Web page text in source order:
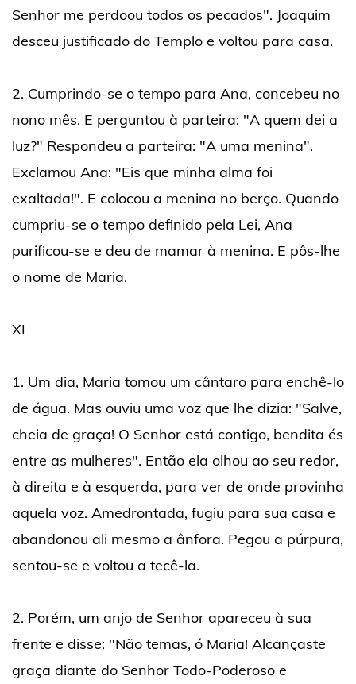
Senhor me perdoou todos os pecados". Joaquim
desceu justificado do Templo e voltou para casa.
2. Cumprindo-se o tempo para Ana, concebeu no
nono mês. E perguntou à parteira: "A quem dei a
luz?" Respondeu a parteira: "A uma menina".
Exclamou Ana: "Eis que minha alma foi
exaltada!". E colocou a menina no berço. Quando
cumpriu-se o tempo definido pela Lei, Ana
purificou-se e deu de mamar à menina. E pôs-lhe
o nome de Maria.
XI
1. Um dia, Maria tomou um cântaro para enchê-lo
de água. Mas ouviu uma voz que lhe dizia: "Salve,
cheia de graça! O Senhor está contigo, bendita és
entre as mulheres". Então ela olhou ao seu redor,
à direita e à esquerda, para ver de onde provinha
aquela voz. Amedrontada, fugiu para sua casa e
abandonou ali mesmo a ânfora. Pegou a púrpura,
sentou-se e voltou a tecê-la.
2. Porém, um anjo de Senhor apareceu à sua
frente e disse: "Não temas, ó Maria! Alcançaste
graça diante do Senhor Todo-Poderoso e